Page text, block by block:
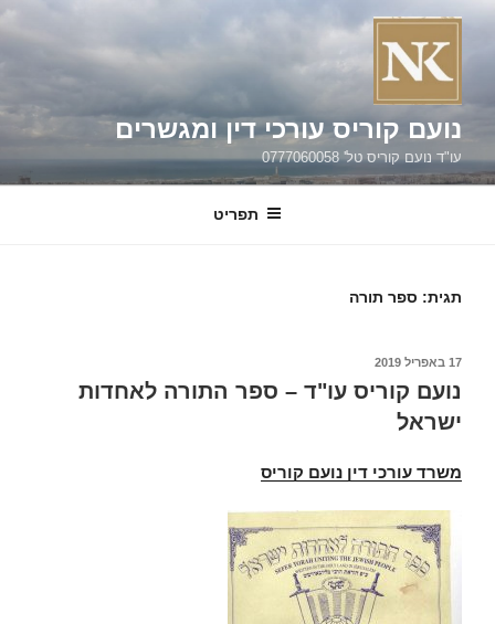
דילוג
נועם קוריס עורכי דין ומגשרים
עו"ד נועם קוריס טל' 0777060058
תפריט
תגית: ספר תורה
פורסם
17 באפריל 2019
נועם קוריס עו"ד – ספר התורה לאחדות
ישראל
משרד עורכי דין נועם קוריס